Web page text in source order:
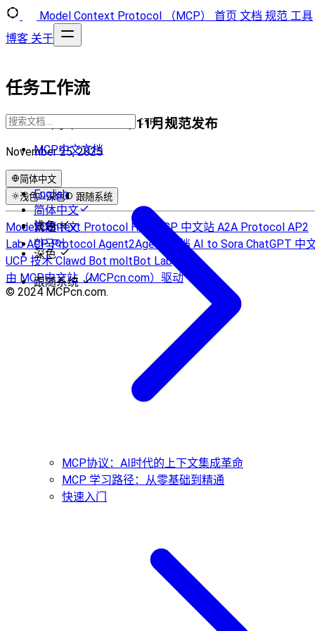
Model Context Protocol （MCP） 首页 文档 规范 工具
博客 关于
CTRL K
MCP中文文档
MCP协议：AI时代的上下文集成革命
MCP 学习路径：从零基础到精通
快速入门
任务工作流
MCP 一周年：2025年11月规范发布
November 25, 2025
简体中文
English
简体中文
繁體中文
한국어
浅色 深色 跟随系统
浅色
深色
跟随系统
Model Context Protocol Hub MCP 中文站 A2A Protocol AP2
LabACP Protocol Agent2Agent 文档 AI to Sora ChatGPT 中
UCP 技术Clawd Bot moltBot Lab
由 MCP中文站（MCPcn.com）驱动
© 2024 MCPcn.com.